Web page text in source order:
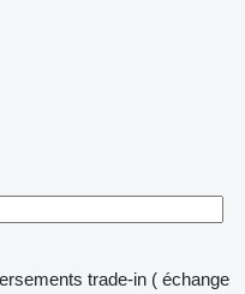
trade-in ( échange